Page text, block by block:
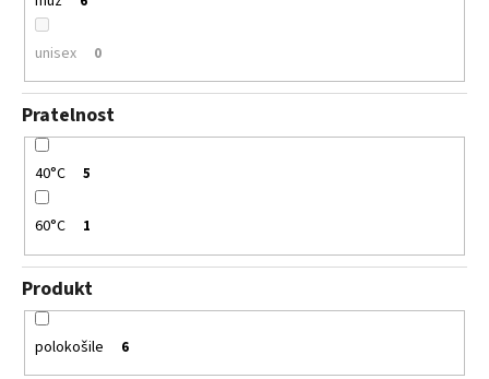
unisex 0
Pratelnost
40°C 5
60°C 1
Produkt
polokošile 6